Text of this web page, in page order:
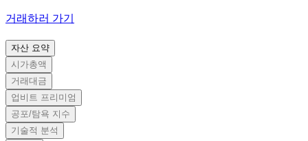
거래하러 가기
자산 요약
시가총액
거래대금
업비트 프리미엄
공포/탐욕 지수
기술적 분석